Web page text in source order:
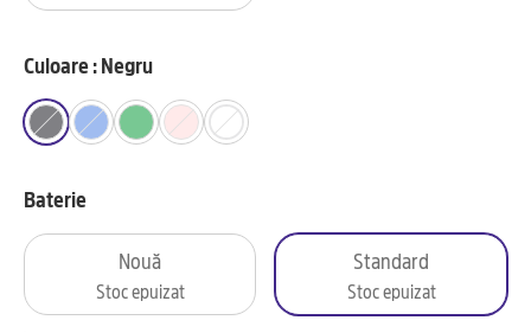
Culoare : Negru
Baterie
Nouă
Stoc epuizat
Standard
Stoc epuizat